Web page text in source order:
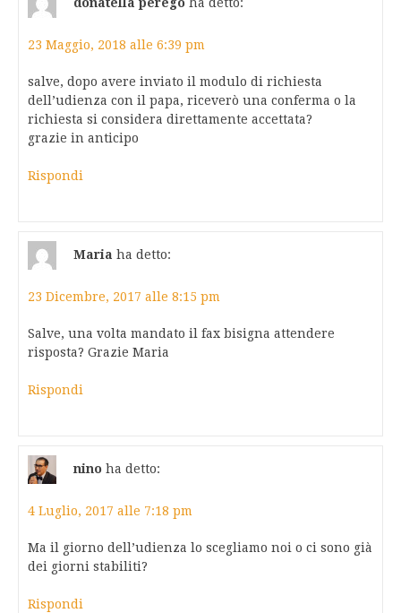
23 Maggio, 2018 alle 6:39 pm
salve, dopo avere inviato il modulo di richiesta
dell’udienza con il papa, riceverò una conferma o la
richiesta si considera direttamente accettata?
grazie in anticipo
Rispondi
Maria ha detto:
23 Dicembre, 2017 alle 8:15 pm
Salve, una volta mandato il fax bisigna attendere
risposta? Grazie Maria
Rispondi
nino ha detto:
4 Luglio, 2017 alle 7:18 pm
Ma il giorno dell’udienza lo scegliamo noi o ci sono già
dei giorni stabiliti?
Rispondi